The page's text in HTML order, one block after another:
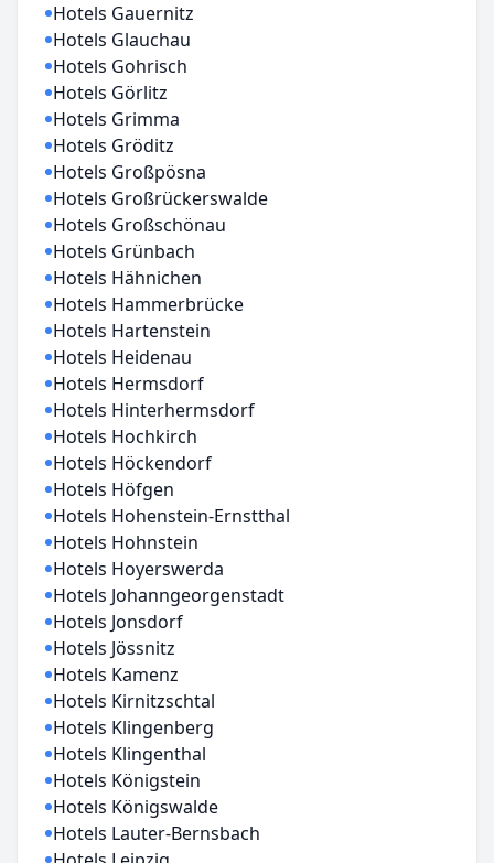
Hotels Gauernitz
Hotels Glauchau
Hotels Gohrisch
Hotels Görlitz
Hotels Grimma
Hotels Gröditz
Hotels Großpösna
Hotels Großrückerswalde
Hotels Großschönau
Hotels Grünbach
Hotels Hähnichen
Hotels Hammerbrücke
Hotels Hartenstein
Hotels Heidenau
Hotels Hermsdorf
Hotels Hinterhermsdorf
Hotels Hochkirch
Hotels Höckendorf
Hotels Höfgen
Hotels Hohenstein-Ernstthal
Hotels Hohnstein
Hotels Hoyerswerda
Hotels Johanngeorgenstadt
Hotels Jonsdorf
Hotels Jössnitz
Hotels Kamenz
Hotels Kirnitzschtal
Hotels Klingenberg
Hotels Klingenthal
Hotels Königstein
Hotels Königswalde
Hotels Lauter-Bernsbach